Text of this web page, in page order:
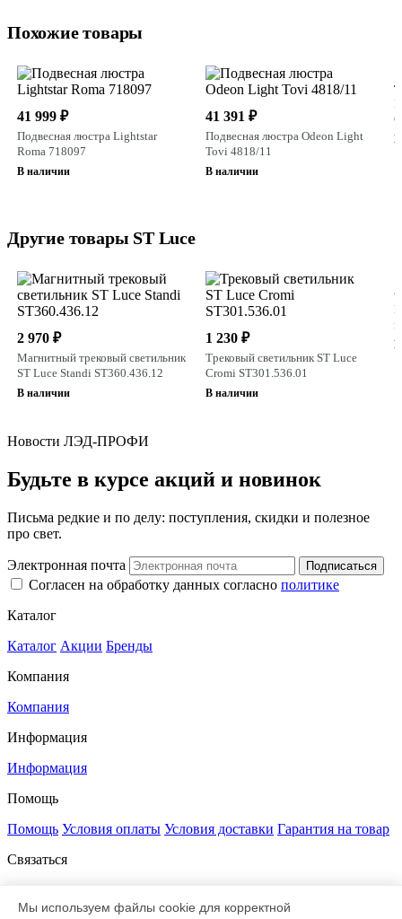
Похожие товары
41 999 ₽
Подвесная люстра Lightstar
Roma 718097
В наличии
41 391 ₽
Подвесная люстра Odeon Light
Tovi 4818/11
В наличии
В
Другие товары ST Luce
2 970 ₽
Магнитный трековый светильник
ST Luce Standi ST360.436.12
В наличии
1 230 ₽
Трековый светильник ST Luce
Cromi ST301.536.01
В наличии
В
Новости ЛЭД-ПРОФИ
Будьте в курсе акций и новинок
Письма редкие и по делу: поступления, скидки и полезное
про свет.
Электронная почта Подписаться
Согласен на обработку данных согласно политике
Каталог
Каталог Акции Бренды
Компания
Компания
Информация
Информация
Помощь
Помощь Условия оплаты Условия доставки Гарантия на товар
Связаться
197348, Санкт-Петербург,
Мы используем файлы cookie для корректной